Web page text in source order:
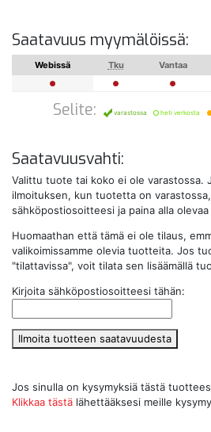
Saatavuus myymälöissä:
Webissä Tku Vantaa
Selite: varastossa heti verkosta
Saatavuusvahti:
Valittu tuote tai koko ei ole varastossa.
ilmoituksen, kun tuotetta on
sähköpostiosoitteesi ja paina alla olevaa
Huomaathan että tämä ei ole tilaus,
valikoimissamme olevia tuotteita. Jos
"tilattavissa", voit tilata sen lisäämällä
Kirjoita sähköpostiosoitteesi tähän:
Ilmoita tuotteen saatavuudesta
Jos sinulla on kysymyksiä tästä
Klikkaa tästä lähettääksesi meille